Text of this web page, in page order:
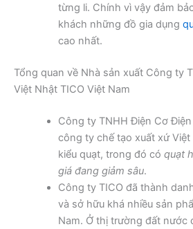
từng li. Chính vì vậy đảm
khách những đồ gia dụng
cao nhất.
Tổng quan về Nhà sản xuất Công ty
Việt Nhật TICO Việt Nam
Công ty TNHH Điện Cơ
công ty chế tạo xuất xứ Việt
kiểu quạt, trong đó có quạt
giá đang giảm sâu.
Công ty TICO đã thành
và sở hữu khá nhiều sản
Nam. Ở thị trường đất nước